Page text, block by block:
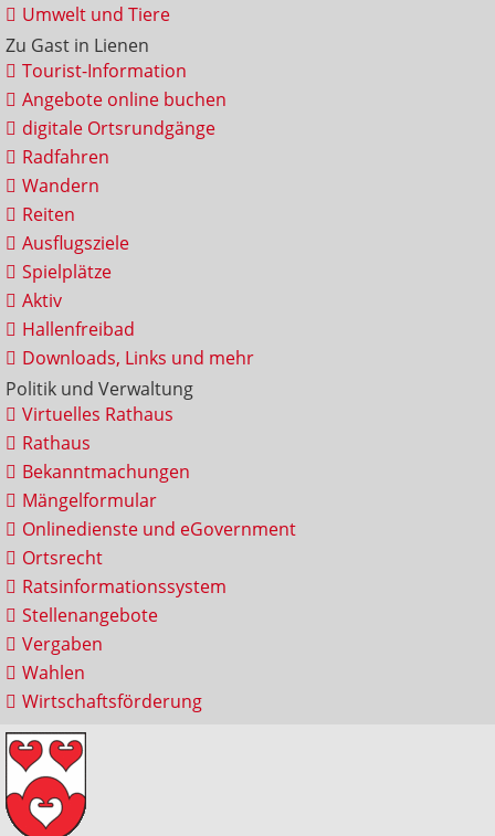
Umwelt und Tiere
Zu Gast in Lienen
Tourist-Information
Angebote online buchen
digitale Ortsrundgänge
Radfahren
Wandern
Reiten
Ausflugsziele
Spielplätze
Aktiv
Hallenfreibad
Downloads, Links und mehr
Politik und Verwaltung
Virtuelles Rathaus
Rathaus
Bekanntmachungen
Mängelformular
Onlinedienste und eGovernment
Ortsrecht
Ratsinformationssystem
Stellenangebote
Vergaben
Wahlen
Wirtschaftsförderung